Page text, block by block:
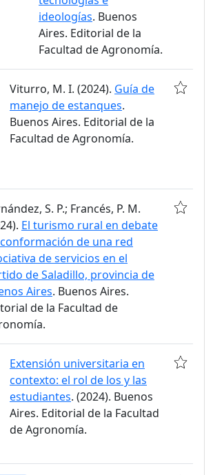
ideologías. Buenos
Aires. Editorial de la
Facultad de Agronomía.
Viturro, M. I. (2024). Guía de
manejo de estanques.
Buenos Aires. Editorial de la
Facultad de Agronomía.
S. P.; Francés, P. M.
El turismo rural en debate
de una red
de servicios en el
de Saladillo, provincia de
Aires. Buenos Aires.
de la Facultad de
Extensión universitaria en
contexto: el rol de los y las
estudiantes. (2024). Buenos
Aires. Editorial de la Facultad
de Agronomía.